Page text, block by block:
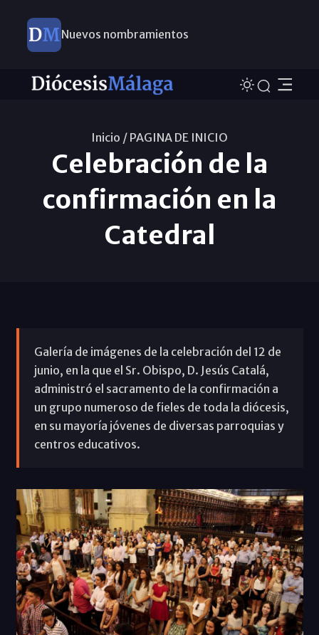
Este domingo, Campaña Pro Templos
Inicio / PAGINA DE INICIO
Celebración de la
confirmación en la
Catedral
Galería de imágenes de la celebración del 12 de
junio, en la que el Sr. Obispo, D. Jesús Catalá,
administró el sacramento de la confirmación a
un grupo numeroso de fieles de toda la diócesis,
en su mayoría jóvenes de diversas parroquias y
centros educativos.